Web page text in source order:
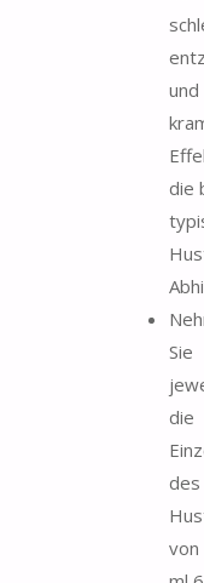
und
die
Sie
die
des
von